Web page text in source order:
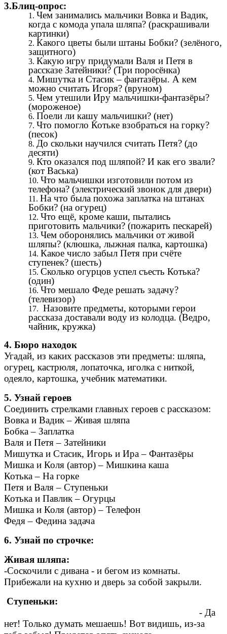
3.Блиц-опрос:
Чем занимались мальчики Вовка и Вадик,
когда с комода упала шляпа? (раскрашивали
картинки)
Какого цветы были штаны Бобки? (зелёного,
защитного)
Какую игру придумали Валя и Петя в
рассказе Затейники? (Три поросёнка)
Мишутка и Стасик – фантазёры. А кем
можно считать Игоря? (вруном)
Чем утешили Иру мальчишки-фантазёры?
(мороженое)
Поели ли кашу мальчишки? (нет)
Что помогло Котьке взобраться на горку?
(песок)
До скольки научился считать Петя? (до
десяти)
Кто оказался под шляпой? И как его звали?
(кот Васька)
Что мальчишки изготовили потом из
телефона? (электрический звонок для двери)
На что была похожа заплатка на штанах
Бобки? (на огурец)
Что ещё, кроме каши, пытались
приготовить мальчики? (пожарить пескарей)
Чем оборонялись мальчики от живой
шляпы? (клюшка, лыжная палка, картошка)
Какое число забыл Петя при счёте
ступенек? (шесть)
Сколько огурцов успел съесть Котька?
(один)
Что мешало Феде решать задачу?
(телевизор)
Назовите предметы, которыми герои
рассказа доставали воду из колодца. (Ведро,
чайник, кружка)
4. Бюро находок
Угадай, из каких рассказов эти предметы: шляпа,
огурец, кастрюля, лопаточка, иголка с ниткой,
одеяло, картошка, учебник математики.
5. Узнай героев
Соединить стрелками главных героев с рассказом:
Вовка и Вадик – Живая шляпа
Бобка – Заплатка
Валя и Петя – Затейники
Мишутка и Стасик, Игорь и Ира – Фантазёры
Мишка и Коля (автор) – Мишкина каша
Котька – На горке
Петя и Валя – Ступеньки
Котька и Павлик – Огурцы
Мишка и Коля (автор) – Телефон
Федя – Федина задача
6. Узнай по строчке:
Живая шляпа:
-Соскочили с дивана - и бегом из комнаты.
Прибежали на кухню и дверь за собой закрыли.
Ступеньки:
- Да
нет! Только думать мешаешь! Вот видишь, из-за